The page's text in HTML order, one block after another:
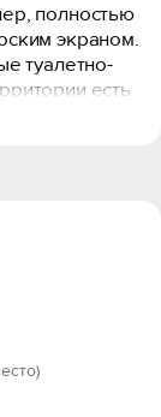
полностью
экраном.
туалетно-
есть
песчаный
для
Юбилейный
Для